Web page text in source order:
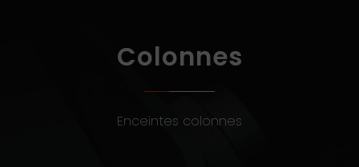
Colonnes
Enceintes colonnes